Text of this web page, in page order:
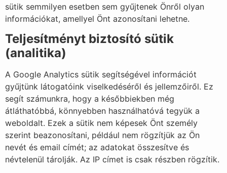
sütik semmilyen esetben sem gyűjtenek Önről olyan
információkat, amellyel Önt azonosítani lehetne.
Teljesítményt biztosító sütik
(analitika)
A Google Analytics sütik segítségével információt
gyűjtünk látogatóink viselkedéséről és jellemzőiről. Ez
segít számunkra, hogy a későbbiekben még
átláthatóbbá, könnyebben használhatóvá tegyük a
weboldalt. Ezek a sütik nem képesek Önt személy
szerint beazonosítani, például nem rögzítjük az Ön
nevét és email címét; az adatokat összesítve és
névtelenül tárolják. Az IP címet is csak részben rögzítik.